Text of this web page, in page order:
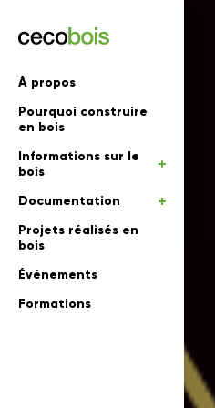
À propos
Pourquoi construire
en bois
Informations sur le
bois
Documentation
Projets réalisés en
bois
Événements
Formations
en bois